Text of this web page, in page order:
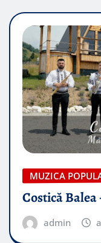
MUZICA
Costică
admin